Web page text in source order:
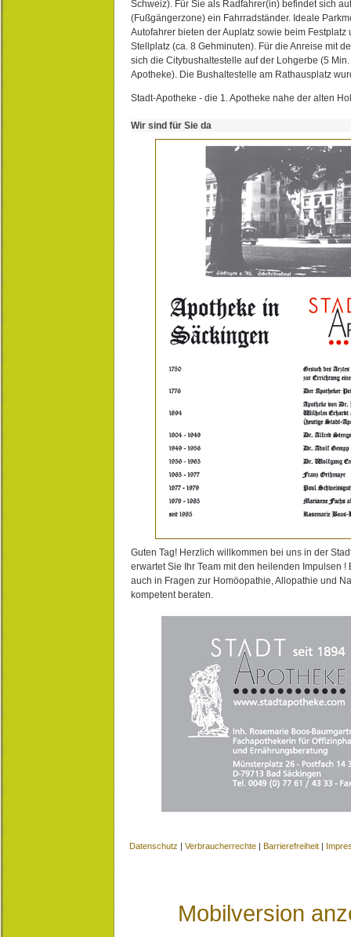
Schweiz). Für Sie als Radfahrer(in) befindet sich
(Fußgängerzone) ein Fahrradständer. Ideale
Autofahrer bieten der Auplatz sowie beim Festplatz
Stellplatz (ca. 8 Gehminuten). Für die Anreise mit
sich die Citybushaltestelle auf der Lohgerbe (5
Apotheke). Die Bushaltestelle am Rathausplatz
Stadt-Apotheke - die 1. Apotheke nahe der alten
Wir sind für Sie da
Guten Tag! Herzlich willkommen bei uns in der
erwartet Sie Ihr Team mit den heilenden Impulsen !
auch in Fragen zur Homöopathie, Allopathie und
kompetent beraten.
Datenschutz | Verbraucherrechte | Barrierefreiheit |
Mobilversion